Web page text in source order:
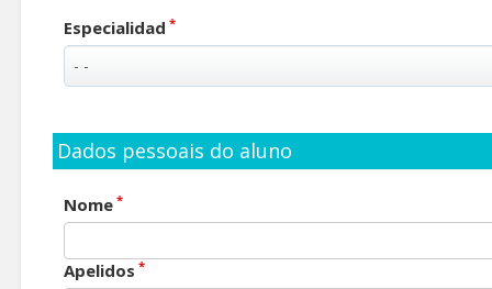
Especialidad *
Dados pessoais do aluno
Nome *
Apelidos *